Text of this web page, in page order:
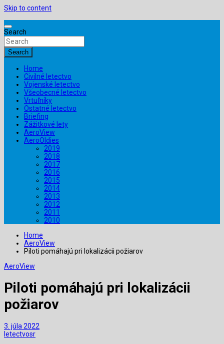
Skip to content
Search
Search
Home
Civilné letectvo
Vojenské letectvo
Všeobecné letectvo
Vrtuľníky
Ostatné letectvo
Briefing
Zážitkové lety
AeroView
AeroOldies
2019
2018
2017
2016
2015
2014
2013
2012
2011
2010
Home
AeroView
Piloti pomáhajú pri lokalizácii požiarov
AeroView
Piloti pomáhajú pri lokalizácii
požiarov
3. júla 2022
letectvosr